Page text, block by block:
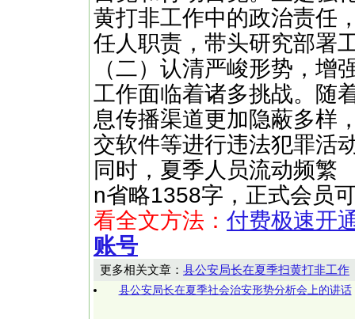
黄打非工作中的政治责任
任人职责，带头研究部署
（二）认清严峻形势，增
工作面临着诸多挑战。随
息传播渠道更加隐蔽多样
交软件等进行违法犯罪活
同时，夏季人员流动频
n省略1358字，正式会员
看全文方法： 付费极速开
账号
更多相关文章： 县公安局长在夏季扫黄打非工作
县公安局长在夏季社会治安形势分析会上的讲话